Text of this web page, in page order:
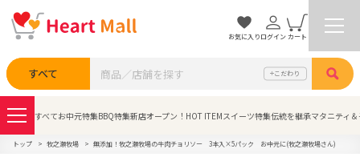
すべて こだわり
お気に入りログイン カート
すべてお中元特集BBQ特集新店オープン！ HOT ITEM スイーツ特集伝統を継承マタニティ
トップ 牧之瀬牧場 無添加！牧之瀬牧場の牛肉チョリソー 3本入×5パック お中元に(牧之瀬牧場さん)